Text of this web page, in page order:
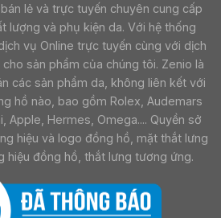
lẻ và trực tuyến chuyên cung cấp
lượng và phụ kiện da. Với hệ thống
vụ Online trực tuyến cùng với dịch
sản phẩm của chúng tôi. Zenio là
các sản phẩm da, không liên kết với
hồ nào, bao gồm Rolex, Audemars
Apple, Hermes, Omega.... Quyền sở
hiệu và logo đồng hồ, mặt thắt lưng
hiệu đồng hồ, thắt lưng tương ứng.